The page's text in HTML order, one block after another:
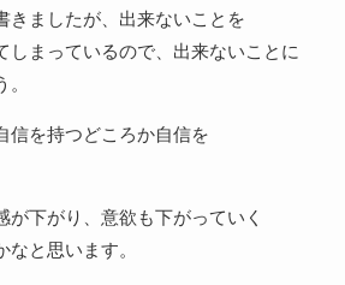
きましたが、出来ないことを
しまっているので、出来ないことに
信を持つどころか自信を
が下がり、意欲も下がっていく
と思います。